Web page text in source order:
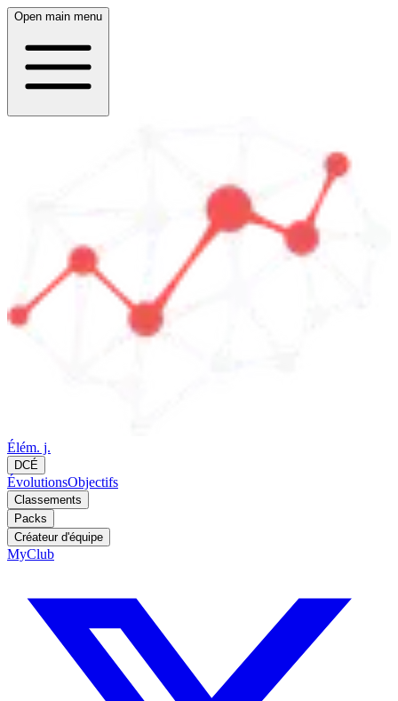
Open main menu
Élém. j.
DCÉ
ÉvolutionsObjectifs
Classements
Packs
Créateur d'équipe
MyClub